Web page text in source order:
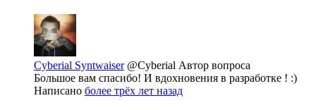
Cyberial Syntwaiser @Cyberial Автор вопроса
Большое вам спасибо! И вдохновения в разработке ! :)
Написано более трёх лет назад